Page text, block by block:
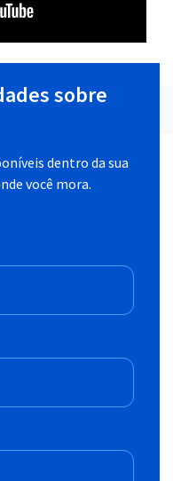
sobre
dentro da sua
você mora.